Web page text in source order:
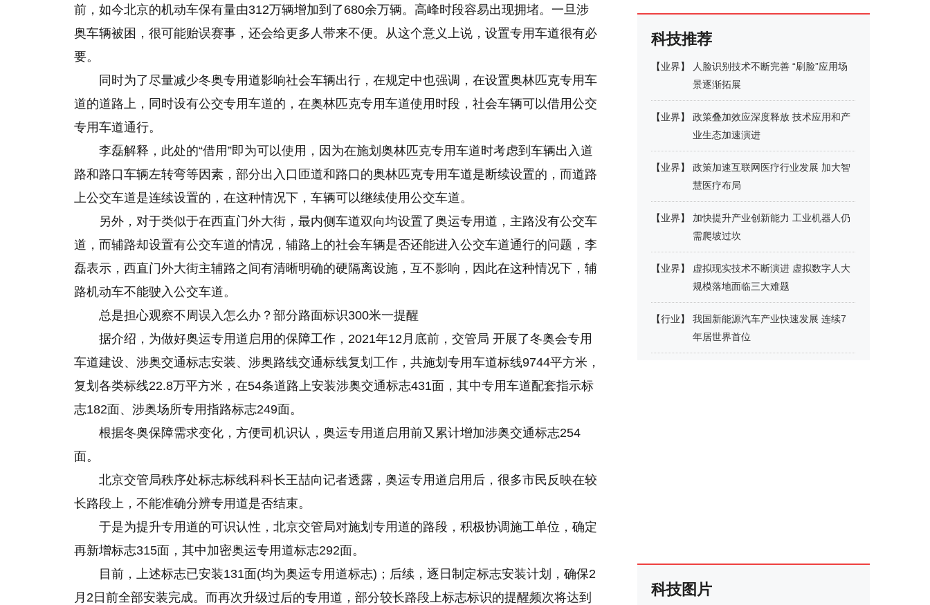
前，如今北京的机动车保有量由312万辆增加到了680余万辆。高峰时段容易出现拥堵。一旦涉
奥车辆被困，很可能贻误赛事，还会给更多人带来不便。从这个意义上说，设置专用车道很有必
要。
同时为了尽量减少冬奥专用道影响社会车辆出行，在规定中也强调，在设置奥林匹克专用车
道的道路上，同时设有公交专用车道的，在奥林匹克专用车道使用时段，社会车辆可以借用公交
专用车道通行。
李磊解释，此处的“借用”即为可以使用，因为在施划奥林匹克专用车道时考虑到车辆出入道
路和路口车辆左转弯等因素，部分出入口匝道和路口的奥林匹克专用车道是断续设置的，而道路
上公交车道是连续设置的，在这种情况下，车辆可以继续使用公交车道。
另外，对于类似于在西直门外大街，最内侧车道双向均设置了奥运专用道，主路没有公交车
道，而辅路却设置有公交车道的情况，辅路上的社会车辆是否还能进入公交车道通行的问题，李
磊表示，西直门外大街主辅路之间有清晰明确的硬隔离设施，互不影响，因此在这种情况下，辅
路机动车不能驶入公交车道。
总是担心观察不周误入怎么办？部分路面标识300米一提醒
据介绍，为做好奥运专用道启用的保障工作，2021年12月底前，交管局 开展了冬奥会专用
车道建设、涉奥交通标志安装、涉奥路线交通标线复划工作，共施划专用车道标线9744平方米，
复划各类标线22.8万平方米，在54条道路上安装涉奥交通标志431面，其中专用车道配套指示标
志182面、涉奥场所专用指路标志249面。
根据冬奥保障需求变化，方便司机识认，奥运专用道启用前又累计增加涉奥交通标志254
面。
北京交管局秩序处标志标线科科长王喆向记者透露，奥运专用道启用后，很多市民反映在较
长路段上，不能准确分辨专用道是否结束。
于是为提升专用道的可识认性，北京交管局对施划专用道的路段，积极协调施工单位，确定
再新增标志315面，其中加密奥运专用道标志292面。
目前，上述标志已安装131面(均为奥运专用道标志)；后续，逐日制定标志安装计划，确保2
月2日前全部安装完成。而再次升级过后的专用道，部分较长路段上标志标识的提醒频次将达到
科技推荐
【业界】
人脸识别技术不断完善 “刷脸”应用场
景逐渐拓展
【业界】
政策叠加效应深度释放 技术应用和产
业生态加速演进
【业界】
政策加速互联网医疗行业发展 加大智
慧医疗布局
【业界】
加快提升产业创新能力 工业机器人仍
需爬坡过坎
【业界】
虚拟现实技术不断演进 虚拟数字人大
规模落地面临三大难题
【行业】
我国新能源汽车产业快速发展 连续7
年居世界首位
科技图片